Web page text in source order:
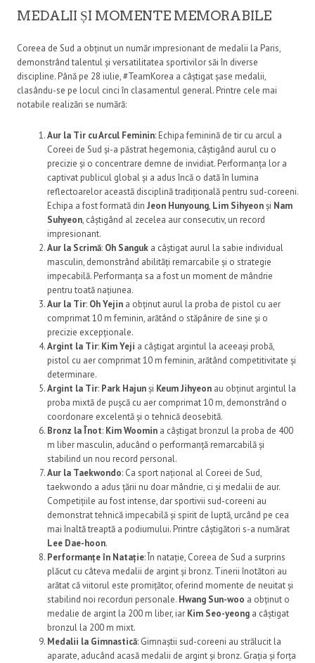
MEDALII ȘI MOMENTE MEMORABILE
Coreea de Sud a obținut un număr impresionant de medalii la Paris,
demonstrând talentul și versatilitatea sportivilor săi în diverse
discipline. Până pe 28 iulie, #TeamKorea a câștigat șase medalii,
clasându-se pe locul cinci în clasamentul general. Printre cele mai
notabile realizări se numără:
Aur la Tir cu Arcul Feminin: Echipa feminină de tir cu arcul a
Coreei de Sud și-a păstrat hegemonia, câștigând aurul cu o
precizie și o concentrare demne de invidiat. Performanța lor a
captivat publicul global și a adus încă o dată în lumina
reflectoarelor această disciplină tradițională pentru sud-coreeni.
Echipa a fost formată din Jeon Hunyoung, Lim Sihyeonși Nam
Suhyeon, câștigând al zecelea aur consecutiv, un record
impresionant.
Aur la Scrimă: Oh Sanguk a câștigat aurul la sabie individual
masculin, demonstrând abilități remarcabile și o strategie
impecabilă. Performanța sa a fost un moment de mândrie
pentru toată națiunea.
Aur la Tir: Oh Yejin a obținut aurul la proba de pistol cu aer
comprimat 10 m feminin, arătând o stăpânire de sine și o
precizie excepționale.
Argint la Tir: Kim Yeji a câștigat argintul la aceeași probă,
pistol cu aer comprimat 10 m feminin, arătând competitivitate și
determinare.
Argint la Tir: Park Hajunși Keum Jihyeon au obținut argintul la
proba mixtă de pușcă cu aer comprimat 10 m, demonstrând o
coordonare excelentă și o tehnică deosebită.
Bronz la Înot: Kim Woomin a câștigat bronzul la proba de 400
m liber masculin, aducând o performanță remarcabilă și
stabilind un nou record personal.
Aur la Taekwondo: Ca sport național al Coreei de Sud,
taekwondo a adus țării nu doar mândrie, ci și medalii de aur.
Competițiile au fost intense, dar sportivii sud-coreeni au
demonstrat tehnică impecabilă și spirit de luptă, urcând pe cea
mai înaltă treaptă a podiumului. Printre câștigători s-a numărat
Lee Dae-hoon.
Performanțe în Natație: În natație, Coreea de Sud a surprins
plăcut cu câteva medalii de argint și bronz. Tinerii înotători au
arătat că viitorul este promițător, oferind momente de neuitat și
stabilind noi recorduri personale. Hwang Sun-woo a obținut o
medalie de argint la 200 m liber, iar Kim Seo-yeong a câștigat
bronzul la 200 m mixt.
Medalii la Gimnastică: Gimnaștii sud-coreeni au strălucit la
aparate, aducând acasă medalii de argint și bronz. Grația și forța